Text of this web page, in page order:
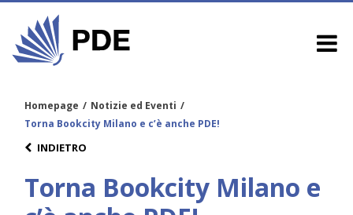
Homepage / Notizie ed Eventi /
Torna Bookcity Milano e c’è anche PDE!
INDIETRO
Torna Bookcity Milano e